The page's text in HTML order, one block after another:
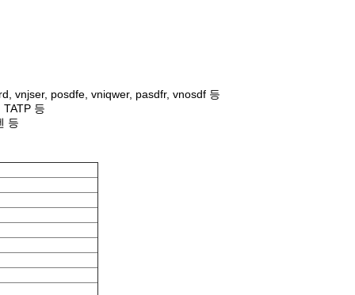
vnjser, posdfe, vniqwer, pasdfr, vnosdf 등
등
등